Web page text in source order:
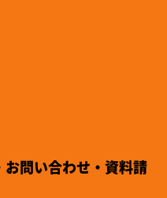
を、2025年2月10日に開始
問い合わせ・資料請